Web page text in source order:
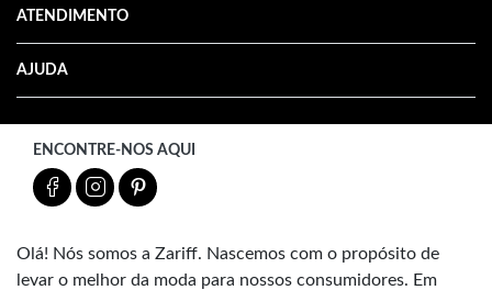
ATENDIMENTO
AJUDA
ENCONTRE-NOS AQUI
Olá! Nós somos a Zariff. Nascemos com o propósito de
levar o melhor da moda para nossos consumidores. Em